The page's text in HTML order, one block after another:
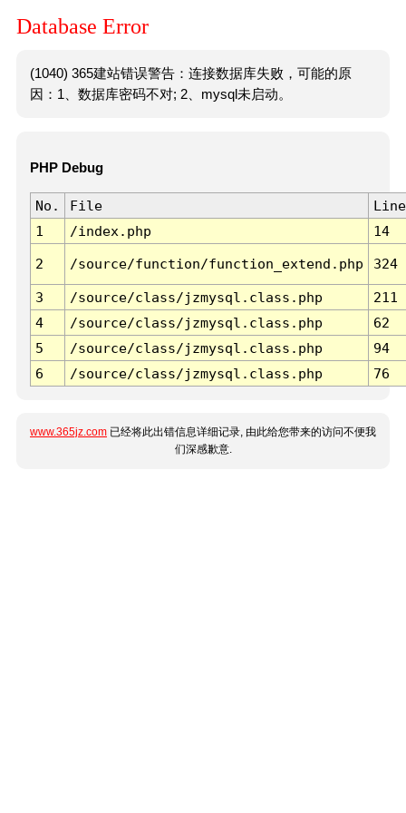
Database Error
(1040) 365建站错误警告：连接数据库失败，可能的原
因：1、数据库密码不对; 2、mysql未启动。
PHP Debug
No. File
Line
1
/index.php 14
2 /source/function/function_extend.php 324
3 /source/class/jzmysql.class.php
211
4
/source/class/jzmysql.class.php
62
5
/source/class/jzmysql.class.php
94
6
/source/class/jzmysql.class.php 76
www.365jz.com 已经将此出错信息详细记录, 由此给您带来的访问不便我
们深感歉意.